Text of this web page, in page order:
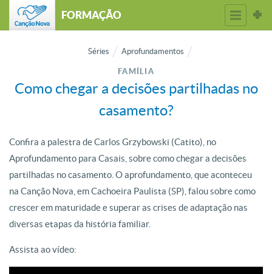
FORMAÇÃO
Séries Aprofundamentos
FAMÍLIA
Como chegar a decisões partilhadas no
casamento?
Confira a palestra de Carlos Grzybowski (Catito), no
Aprofundamento para Casais, sobre como chegar a decisões
partilhadas no casamento. O aprofundamento, que aconteceu
na Canção Nova, em Cachoeira Paulista (SP), falou sobre como
crescer em maturidade e superar as crises de adaptação nas
diversas etapas da história familiar.
Assista ao vídeo: